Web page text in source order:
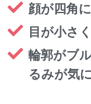
顔が四角
目が小さ
輪郭がブ
るみが気